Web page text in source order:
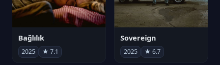
Bağlılık
2025 ★ 7.1
Sovereign
2025 ★ 6.7